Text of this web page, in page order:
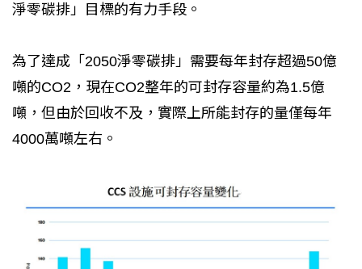
淨零碳排」目標的有力手段。
為了達成「2050淨零碳排」需要每年封存超過50億
噸的CO2，現在CO2整年的可封存容量約為1.5億
噸，但由於回收不及，實際上所能封存的量僅每年
4000萬噸左右。